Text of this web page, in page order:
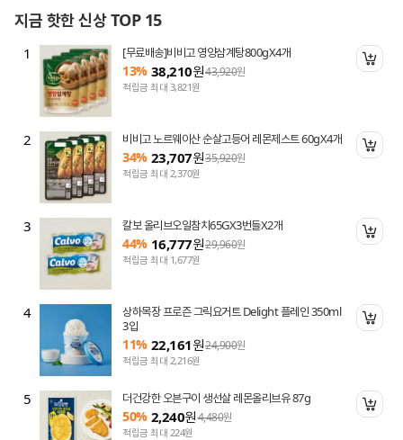
지금 핫한 신상 TOP 15
담기
담기
담기
담기
담기
1 [무료배송]비비고 영양삼계탕800gX4개
13% 38,210원43,920원
적립금 최대 3,821원
2 비비고 노르웨이산 순살고등어 레몬제스트 60gX4개
34% 23,707원35,920원
적립금 최대 2,370원
3 칼보 올리브오일참치65GX3번들X2개
44% 16,777원29,960원
적립금 최대 1,677원
4
상하목장 프로즌 그릭요거트 Delight 플레인 350ml
3입
11% 22,161원24,900원
적립금 최대 2,216원
5 더건강한 오븐구이 생선살 레몬올리브유 87g
50% 2,240원4,480원
적립금 최대 224원